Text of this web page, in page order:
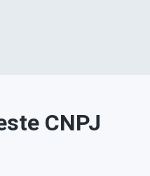
CNPJ